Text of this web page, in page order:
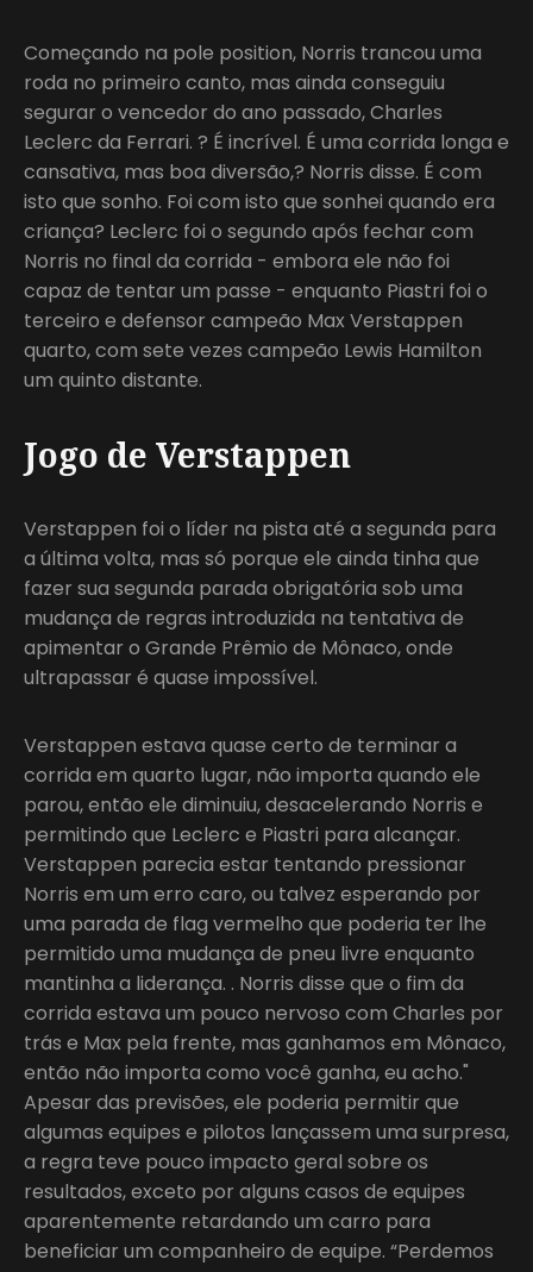
Começando na pole position, Norris trancou uma
roda no primeiro canto, mas ainda conseguiu
segurar o vencedor do ano passado, Charles
Leclerc da Ferrari. ? É incrível. É uma corrida longa e
cansativa, mas boa diversão,? Norris disse. É com
isto que sonho. Foi com isto que sonhei quando era
criança? Leclerc foi o segundo após fechar com
Norris no final da corrida - embora ele não foi
capaz de tentar um passe - enquanto Piastri foi o
terceiro e defensor campeão Max Verstappen
quarto, com sete vezes campeão Lewis Hamilton
um quinto distante.
Jogo de Verstappen
Verstappen foi o líder na pista até a segunda para
a última volta, mas só porque ele ainda tinha que
fazer sua segunda parada obrigatória sob uma
mudança de regras introduzida na tentativa de
apimentar o Grande Prêmio de Mônaco, onde
ultrapassar é quase impossível.
Verstappen estava quase certo de terminar a
corrida em quarto lugar, não importa quando ele
parou, então ele diminuiu, desacelerando Norris e
permitindo que Leclerc e Piastri para alcançar.
Verstappen parecia estar tentando pressionar
Norris em um erro caro, ou talvez esperando por
uma parada de flag vermelho que poderia ter lhe
permitido uma mudança de pneu livre enquanto
mantinha a liderança. . Norris disse que o fim da
corrida estava um pouco nervoso com Charles por
trás e Max pela frente, mas ganhamos em Mônaco,
então não importa como você ganha, eu acho."
Apesar das previsões, ele poderia permitir que
algumas equipes e pilotos lançassem uma surpresa,
a regra teve pouco impacto geral sobre os
resultados, exceto por alguns casos de equipes
aparentemente retardando um carro para
beneficiar um companheiro de equipe. “Perdemos